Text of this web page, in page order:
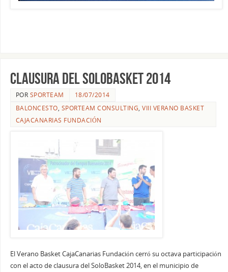
Clausura del Solobasket 2014
POR SPORTEAM
18/07/2014
BALONCESTO, SPORTEAM CONSULTING,VIII VERANO BASKET
CAJACANARIAS FUNDACIÓN
El Verano Basket CajaCanarias Fundación cerró su octava participación
con el acto de clausura del SoloBasket 2014, en el municipio de